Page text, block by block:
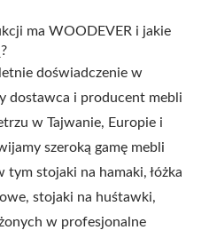
ma WOODEVER i jakie
doświadczenie w
dostawca i producent mebli
w Tajwanie, Europie i
szeroką gamę mebli
stojaki na hamaki, łóżka
stojaki na huśtawki,
w profesjonalne